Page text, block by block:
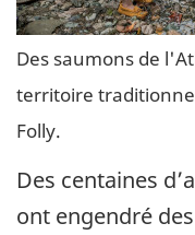
Des saumons de
territoire
Folly.
Des centaines
ont engendré